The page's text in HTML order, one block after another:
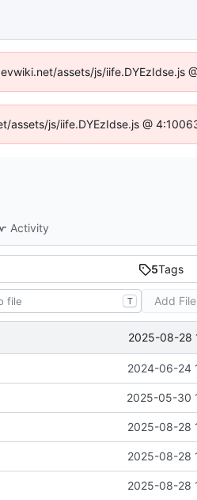
assets/js/iife.DYEzIdse.js
js/iife.DYEzIdse.js @
Activity
5Tags
T Add File
2025-08-28
2024-06-24
2025-05-30
2025-08-28
2025-08-28
2025-08-28